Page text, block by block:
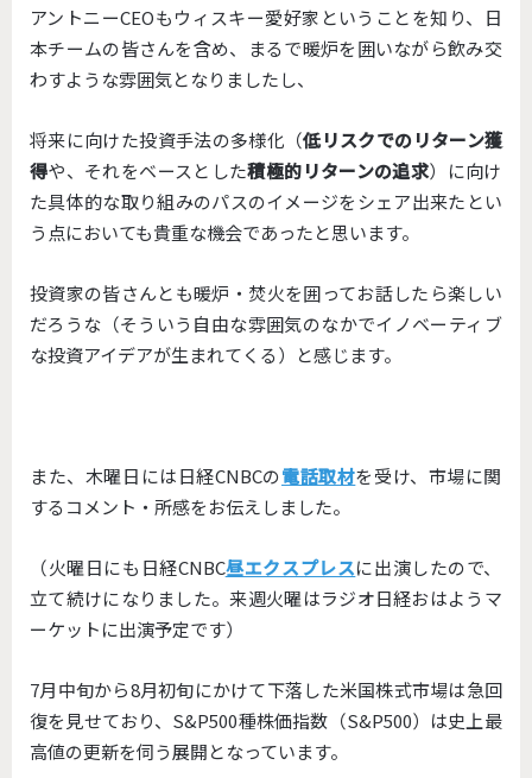
アントニーCEOもウィスキー愛好家ということを知り、
日
本チームの皆さんを含め、
まるで暖炉を囲いながら飲み交
わすような雰囲気となりましたし、
将来に向けた投資手法の多様化（低リスクでのリターン獲
得や、 それをベースとした積極的リターンの追求）
に向け
た具体的な取り組みのパスのイメージをシェア出来たとい
う 点においても貴重な機会であったと思います。
投資家の皆さんとも暖炉・ 焚火を囲ってお話したら楽しい
だろうな（そういう自由な雰囲気のなかでイノベーティブ
な投資アイデアが生まれてくる）と感じます。
また、木曜日には日経CNBCの電話取材を受け、 市場に関
するコメント・所感をお伝えしました。
（火曜日にも日経CNBC昼エクスプレスに出演したので、
立て続けになりました。来週火曜はラジオ日経おはようマ
ーケットに出演予定です）
7月中旬から8月初旬にかけて下落した米国株式市場は急回
復を見せており、S&P500種株価指数（S&P500） は史上最
高値の更新を伺う展開となっています。